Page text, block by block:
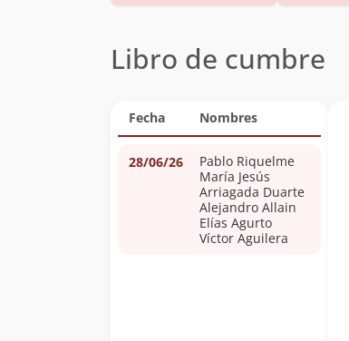
Libro de cumbre
Fecha Nombres
28/06/26
Pablo Riquelme
María Jesús
Arriagada Duarte
Alejandro Allain
Elías Agurto
Víctor Aguilera